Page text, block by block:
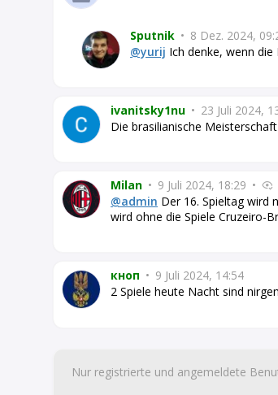
Sputnik • 8 Dez. 2024,
@yurij Ich denke, wenn
ivanitsky1nu • 23 Juli 2024,
Die brasilianische
Milan • 9 Juli 2024, 18:29 •
@admin Der 16. Spieltag wird
wird ohne die Spiele Cruzeiro-
кноп • 9 Juli 2024, 14:54
2 Spiele heute Nacht sind